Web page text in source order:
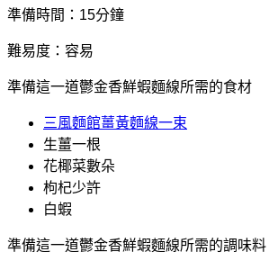
準備時間：15分鐘
難易度：容易
準備這一道鬱金香鮮蝦麵線所需的食材
三風麵館薑黃麵線一束
生薑一根
花椰菜數朵
枸杞少許
白蝦
準備這一道鬱金香鮮蝦麵線所需的調味料